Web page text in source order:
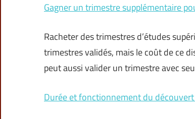
Gagner un trimestre supplémentaire
Racheter des trimestres d’études
trimestres validés, mais le coût de ce
peut aussi valider un trimestre avec
Durée et fonctionnement du